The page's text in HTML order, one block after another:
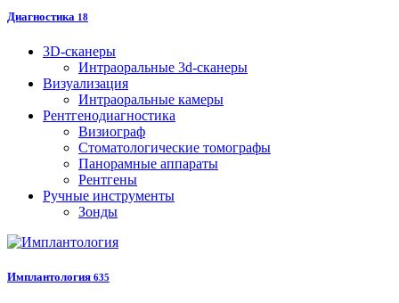
Диагностика 18
3D-сканеры
Интраоральные 3d-сканеры
Визуализация
Интраоральные камеры
Рентгенодиагностика
Визиограф
Стоматологические томографы
Панорамные аппараты
Рентгены
Ручные инструменты
Зонды
Имплантология 635